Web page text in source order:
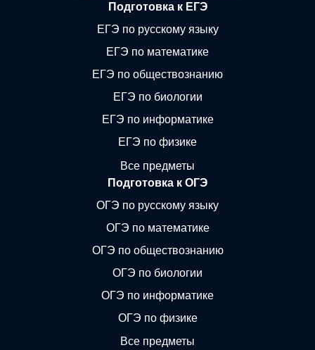
Подготовка к ЕГЭ
ЕГЭ по русскому языку
ЕГЭ по математике
ЕГЭ по обществознанию
ЕГЭ по биологии
ЕГЭ по информатике
ЕГЭ по физике
Все предметы
Подготовка к ОГЭ
ОГЭ по русскому языку
ОГЭ по математике
ОГЭ по обществознанию
ОГЭ по биологии
ОГЭ по информатике
ОГЭ по физике
Все предметы